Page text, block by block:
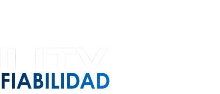
FIABILIDAD